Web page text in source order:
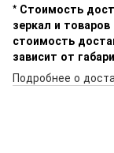
* Стоимость
зеркал и
стоимость
зависит от
Подробнее о